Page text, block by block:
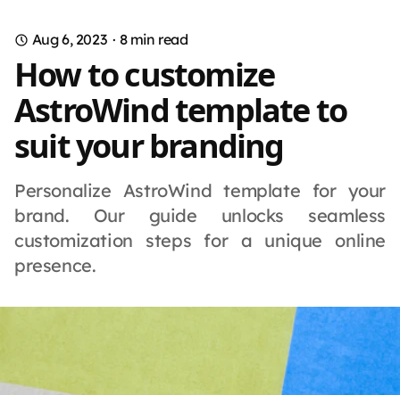
Aug 6, 2023· 8min read
How to customize
AstroWind template to
suit your branding
Personalize AstroWind template for your
brand. Our guide unlocks seamless
customization steps for a unique online
presence.